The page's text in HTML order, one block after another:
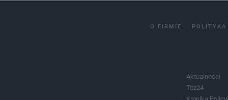
O FIRMIE POLITYKA
Aktualności
Tcz24